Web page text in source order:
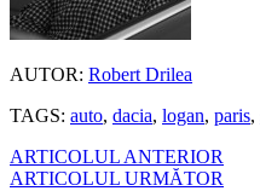
AUTOR: Robert Drilea
TAGS: auto, dacia, logan, paris,
ARTICOLUL ANTERIOR
ARTICOLUL URMĂTOR